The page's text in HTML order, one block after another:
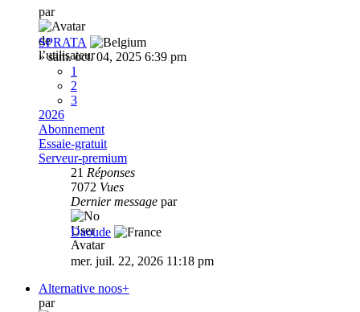
par
SPRATA
»sam. oct. 04, 2025 6:39 pm
1
2
3
2026
Abonnement
Essaie-gratuit
Serveur-premium
21 Réponses
7072 Vues
Dernier message par
Daoude
mer. juil. 22, 2026 11:18 pm
Alternative noos+
par